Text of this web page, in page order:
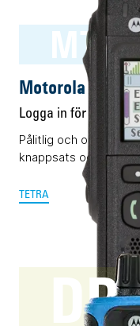
Motorola
Logga in för pris
Pålitlig och
knappsats och
TETRA